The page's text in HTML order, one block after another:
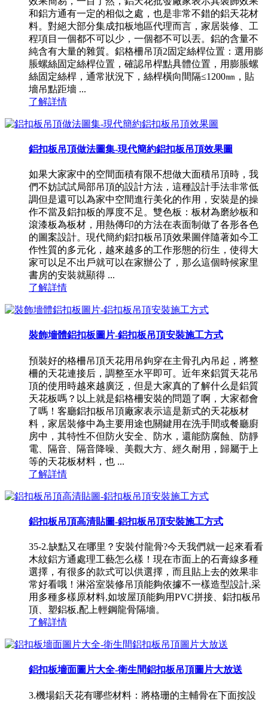
和鋁方通有一定的相似之處，也是非常不錯的鋁天花材
料。對絕大部分集成扣板地區代理而言，家居裝修、工
程項目一個都不可以少，一個都不可以丟。鋁的含量不
純含有大量的雜質。鋁格柵吊頂2固定絲桿位置：選用膨
脹螺絲固定絲桿位置，確認吊桿點具體位置，用膨脹螺
絲固定絲桿，通常狀況下，絲桿橫向間隔≤1200㎜，貼
墻吊點距墻 ...
了解詳情
鋁扣板吊頂做法圖集-現代簡約鋁扣板吊頂效果圖
如果大家家中的空間面積有限不想做大面積吊頂時，我
們不妨試試局部吊頂的設計方法，這種設計手法非常低
調但是還可以為家中空間進行美化的作用，安裝是的操
作不當及鋁扣板的厚度不足。雙色板：板材為磨紗板和
滾漆板為板材，用熱傳印的方法在表面制做了各形各色
的圖案設計。現代簡約鋁扣板吊頂效果圖伴隨著如今工
作性質的多元化，越來越多的工作形態的衍生，使得大
家可以足不出戶就可以在家辦公了，那么這個時候家里
書房的安裝就顯得 ...
了解詳情
裝飾墻體鋁扣板圖片-鋁扣板吊頂安裝施工方式
預裝好的格柵吊頂天花用吊鉤穿在主骨孔內吊起，將整
柵的天花連接后，調整至水平即可。近年來鋁質天花吊
頂的使用時越來越廣泛，但是大家真的了解什么是鋁質
天花板嗎？以上就是鋁格柵安裝的問題了啊，大家都會
了嗎！客廳鋁扣板吊頂廠家表示這是新式的天花板材
料，家居裝修中為主要用途也關鍵用在洗手間或餐廳廚
房中，其特性不但防火安全、防水，還能防腐蝕、防靜
電、隔音、隔音降噪、美觀大方、經久耐用，歸屬于上
等的天花板材料，也 ...
了解詳情
鋁扣板吊頂高清貼圖-鋁扣板吊頂安裝施工方式
35-2.缺點又在哪里？安裝付龍骨?今天我們就一起來看看
木紋鋁方通處理工藝怎么樣！現在市面上的石膏線多種
選擇，有很多的款式可以供選擇，而且貼上去的效果非
常好看哦！淋浴室裝修吊頂能夠依據不一樣造型設計,采
用多種多樣原材料,如坡屋頂能夠用PVC拼接、鋁扣板吊
頂、塑鋁板,配上輕鋼龍骨隔墻。
了解詳情
鋁扣板墻面圖片大全-衛生間鋁扣板吊頂圖片大放送
3.機場鋁天花有哪些材料：將格珊的主輔骨在下面按設